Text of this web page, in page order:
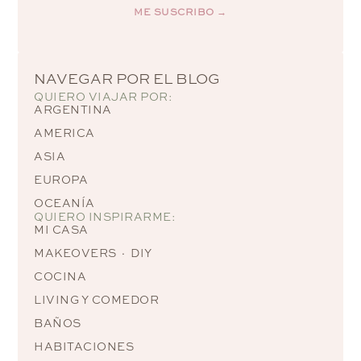
ME SUSCRIBO →
NAVEGAR POR EL BLOG
QUIERO VIAJAR POR:
ARGENTINA
AMERICA
ASIA
EUROPA
OCEANÍA
QUIERO INSPIRARME:
MI CASA
MAKEOVERS · DIY
COCINA
LIVING Y COMEDOR
BAÑOS
HABITACIONES